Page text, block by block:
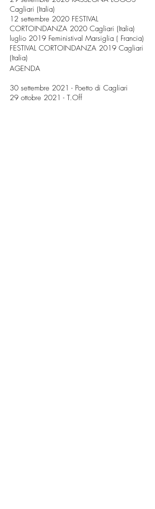
Cagliari (Italia)
12 settembre 2020 FESTIVAL
CORTOINDANZA 2020 Cagliari (Italia)
luglio 2019 Feministival Marsiglia ( Francia)
FESTIVAL CORTOINDANZA 2019 Cagliari
(Italia)
AGENDA
30 settembre 2021 - Poetto di Cagliari
29 ottobre 2021 - T.Off